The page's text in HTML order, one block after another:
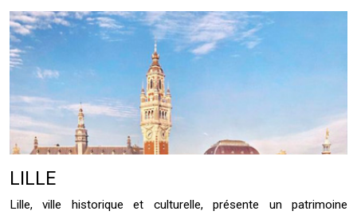
LILLE
Lille, ville historique et culturelle, présente un patrimoine